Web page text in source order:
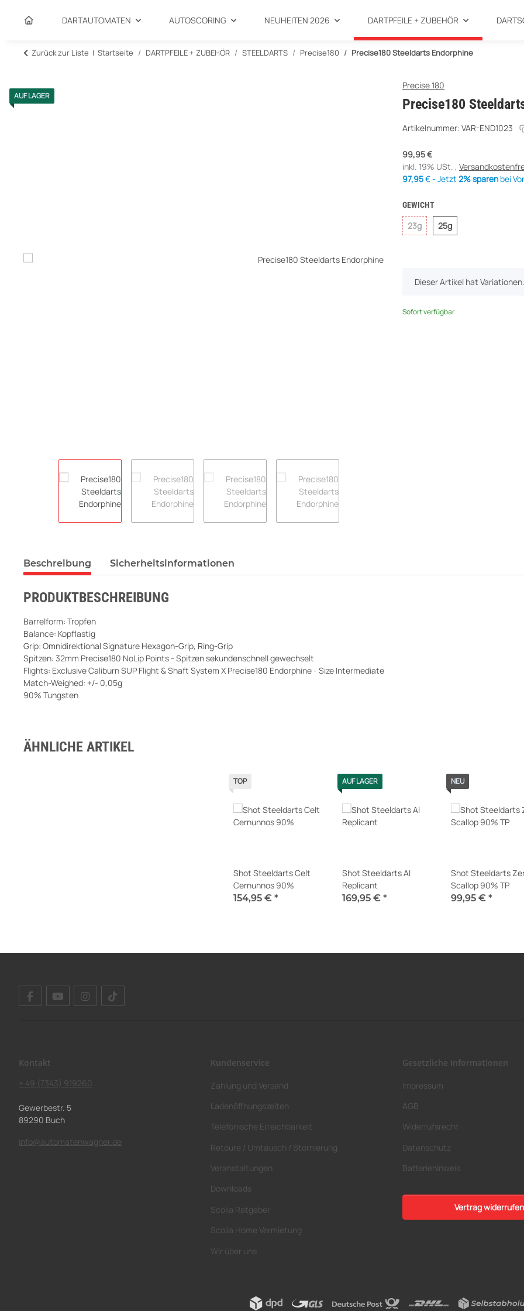
DARTAUTOMATEN AUTOSCORING NEUHEITEN 2026 DARTPFEILE + ZUBEHÖR
Zurück zur Liste Startseite DARTPFEILE + ZUBEHÖR STEELDARTS Precise180 Precise180 Steeldarts Endorphine
AUF LAGER
Precise 180
Precise180
Artikelnummer: VAR-END1023
99,95 €
inkl. 19% USt. ,
97,95€ - Jetzt 2% sparen bei
GEWICHT
23g23g 25g25g
x
Dieser Artikel hat
Sofort verfügbar
Beschreibung Sicherheitsinformationen
PRODUKTBESCHREIBUNG
Barrelform: Tropfen
Balance: Kopflastig
Grip: Omnidirektional Signature Hexagon-Grip, Ring-Grip
Spitzen: 32mm Precise180 NoLip Points - Spitzen sekundenschnell gewechselt
Flights: Exclusive Caliburn SUP Flight & Shaft System X Precise180 Endorphine - Size Intermediate
Match-Weighed: +/- 0,05g
90% Tungsten
ÄHNLICHE ARTIKEL
TOP
Shot Steeldarts Celt
Cernunnos 90%
154,95 € *
AUF LAGER
Shot Steeldarts AI
Replicant
169,95 € *
NEU
Shot Steeldarts
Scallop 90% TP
99,95 € *
Kontakt
+ 49 (7343) 919260
Gewerbestr. 5
89290 Buch
info@automatenwagner.de
Kundenservice
Zahlung und Versand
Ladenöffnungszeiten
Telefonische Erreichbarkeit
Retoure / Umtausch / Stornierung
Veranstaltungen
Downloads
Scolia Ratgeber
Scolia Home Vermietung
Wir über uns
Gesetzliche Informationen
Impressum
AGB
Widerrufsrecht
Datenschutz
Batteriehinweis
Vertrag widerrufen